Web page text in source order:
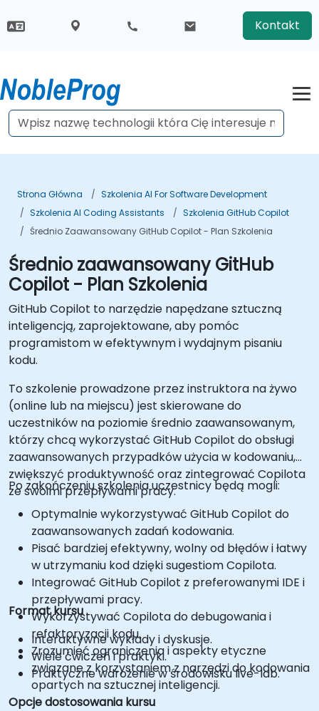
Kontakt
Strona Główna
Szkolenia AI For Software Development
Szkolenia AI Coding Assistants
Szkolenia GitHub Copilot
Średnio Zaawansowany GitHub Copilot - Plan Szkolenia
Średnio zaawansowany GitHub
Copilot - Plan Szkolenia
GitHub Copilot to narzędzie napędzane sztuczną
inteligencją, zaprojektowane, aby pomóc
programistom w efektywnym i wydajnym pisaniu
kodu.
To szkolenie prowadzone przez instruktora na żywo
(online lub na miejscu) jest skierowane do
uczestników na poziomie średnio zaawansowanym,
którzy chcą wykorzystać GitHub Copilot do obsługi
zaawansowanych przypadków użycia w kodowaniu,
zwiększyć produktywność oraz zintegrować Copilota
ze swoimi przepływami pracy.
Po zakończeniu szkolenia uczestnicy będą mogli:
Optymalnie wykorzystywać GitHub Copilot do
zaawansowanych zadań kodowania.
Pisać bardziej efektywny, wolny od błędów i łatwy
w utrzymaniu kod dzięki sugestiom Copilota.
Integrować GitHub Copilot z preferowanymi IDE i
przepływami pracy.
Wykorzystywać Copilota do debugowania i
refaktoryzacji kodu.
Zrozumieć ograniczenia i aspekty etyczne
związane z korzystaniem z narzędzi do kodowania
opartych na sztucznej inteligencji.
Format kursu
Interaktywne wykłady i dyskusje.
Wiele ćwiczeń i praktyki.
Praktyczne wdrożenie w środowisku live-lab.
Opcje dostosowania kursu